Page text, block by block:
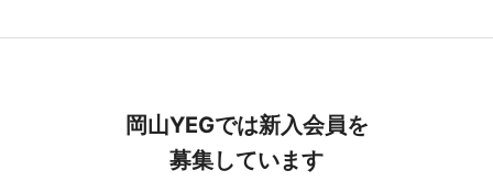
岡山YEGでは新入会員を
募集しています